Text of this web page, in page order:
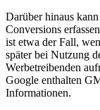
Darüber hinaus
Conversions
ist etwa der Fall,
später bei Nutzung
Werbetreibenden
Google enthalten
Informationen.